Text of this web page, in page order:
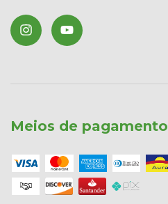
Meios de pagamento